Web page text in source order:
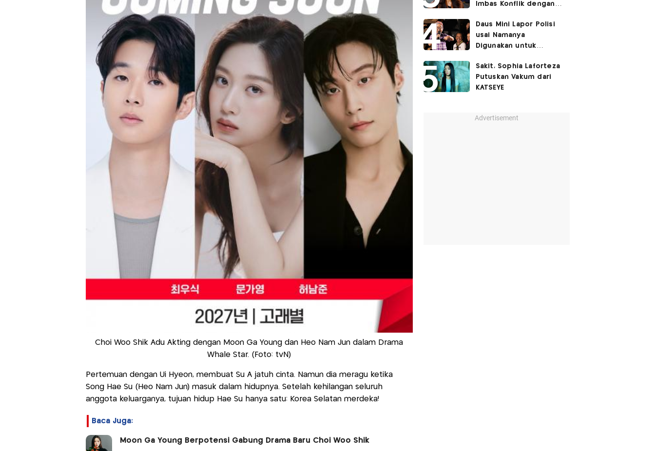
Choi Woo Shik Adu Akting dengan Moon Ga Young dan Heo Nam Jun dalam Drama
Whale Star. (Foto: tvN)
Pertemuan dengan Ui Hyeon, membuat Su A jatuh cinta. Namun dia meragu ketika
Song Hae Su (Heo Nam Jun) masuk dalam hidupnya. Setelah kehilangan seluruh
anggota keluarganya, tujuan hidup Hae Su hanya satu: Korea Selatan merdeka!
Baca Juga:
Moon Ga Young Berpotensi Gabung Drama Baru Choi Woo Shik
Imbas Konflik dengan
Daus Mini Lapor Polisi
usai Namanya
Digunakan untuk
SARA
Sakit, Sophia Laforteza
Putuskan Vakum dari
KATSEYE
Advertisement